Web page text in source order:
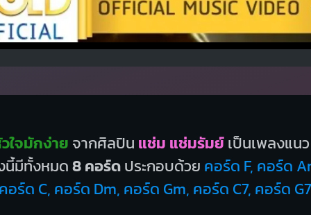
ใจมักง่าย จากศิลปิน แช่ม แช่มรัมย์เป็นเพลงแนว
นี้มีทั้งหมด8 คอร์ดประกอบด้วย คอร์ด F, คอร์ด
คอร์ด C, คอร์ด Dm, คอร์ด Gm, คอร์ด C7, คอร์ด